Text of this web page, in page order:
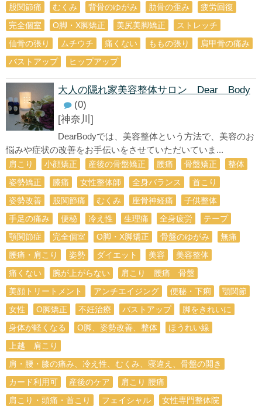
股関節痛
むくみ 背骨のゆがみ 肋骨の歪み
疲労回復
完全個室
O脚・X脚矯正 美尻美脚矯正
ストレッチ
仙骨の張り
ムチウチ 痛くない ももの張り
肩甲骨の痛み
バストアップ
ヒップアップ
大人の隠れ家美容整体サロン Dear Body
(0)
[神奈川]
DearBodyでは、美容整体という方法で、美容のお
悩みや症状の改善をお手伝いをさせていただいていま...
肩こり 小顔矯正 産後の骨盤矯正 腰痛 骨盤矯正
整体
姿勢矯正
膝痛 女性整体師 全身バランス
首こり
姿勢改善
股関節痛 むくみ 座骨神経痛
子供整体
手足の痛み
便秘 冷え性 生理痛 全身疲労
テープ
顎関節症
完全個室 O脚・X脚矯正 骨盤のゆがみ
無痛
腰痛・肩こり
姿勢 ダイエット 美容
美容整体
痛くない
腕が上がらない
肩こり 腰痛 骨盤
美顔トリートメント
アンチエイジング 便秘・下痢
顎関節
女性
O脚矯正 不妊治療 バストアップ
脚をきれいに
身体が軽くなる
O脚、姿勢改善、整体
ほうれい線
上越 肩こり
肩・腰・膝の痛み、冷え性、むくみ、寝違え、骨盤の開き
カード利用可
産後のケア
肩こり 腰痛
肩こり・頭痛・首こり
フェイシャル
女性専門整体院